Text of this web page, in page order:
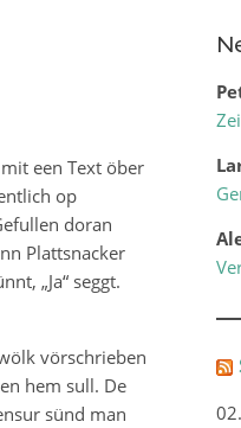
een Text öber
op
doran
Plattsnacker
„Ja“ seggt.
vörschrieben
hem sull. De
sünd man